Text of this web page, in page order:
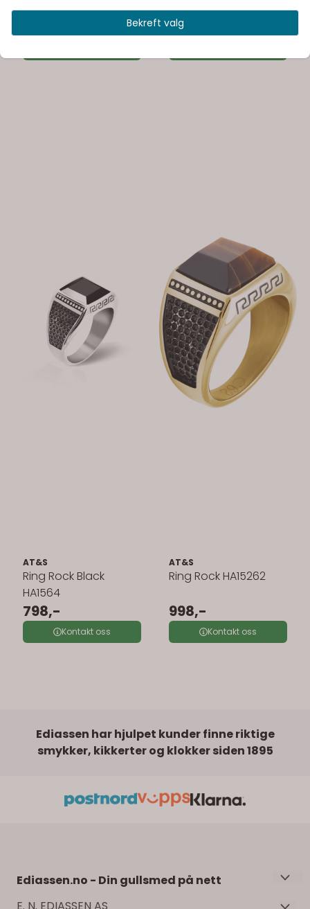
A238162
Carbon A051068
598,-
AT&S
Ring Rock Black
HA1564
798,-
Kontakt oss
AT&S
Ring Rock HA15262
998,-
Kontakt oss
Ediassen har hjulpet kunder finne riktige
smykker, kikkerter og klokker siden 1895
Ediassen.no - Din gullsmed på nett
Velkommen til Ediassens nettbutikk! Her finner du
Bekreft valg